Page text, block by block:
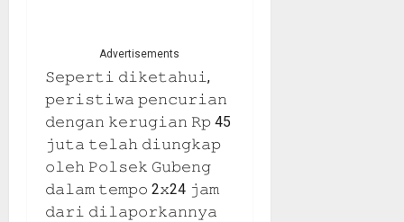
Advertisements
𝚂𝚎𝚙𝚎𝚛𝚝𝚒 𝚍𝚒𝚔𝚎𝚝𝚊𝚑𝚞𝚒,
𝚙𝚎𝚛𝚒𝚜𝚝𝚒𝚠𝚊 𝚙𝚎𝚗𝚌𝚞𝚛𝚒𝚊𝚗
𝚍𝚎𝚗𝚐𝚊𝚗 𝚔𝚎𝚛𝚞𝚐𝚒𝚊𝚗 𝚁𝚙 45
𝚓𝚞𝚝𝚊 𝚝𝚎𝚕𝚊𝚑 𝚍𝚒𝚞𝚗𝚐𝚔𝚊𝚙
𝚘𝚕𝚎𝚑 𝙿𝚘𝚕𝚜𝚎𝚔 𝙶𝚞𝚋𝚎𝚗𝚐
𝚍𝚊𝚕𝚊𝚖 𝚝𝚎𝚖𝚙𝚘 2𝚡24 𝚓𝚊𝚖
𝚍𝚊𝚛𝚒 𝚍𝚒𝚕𝚊𝚙𝚘𝚛𝚔𝚊𝚗𝚗𝚢𝚊